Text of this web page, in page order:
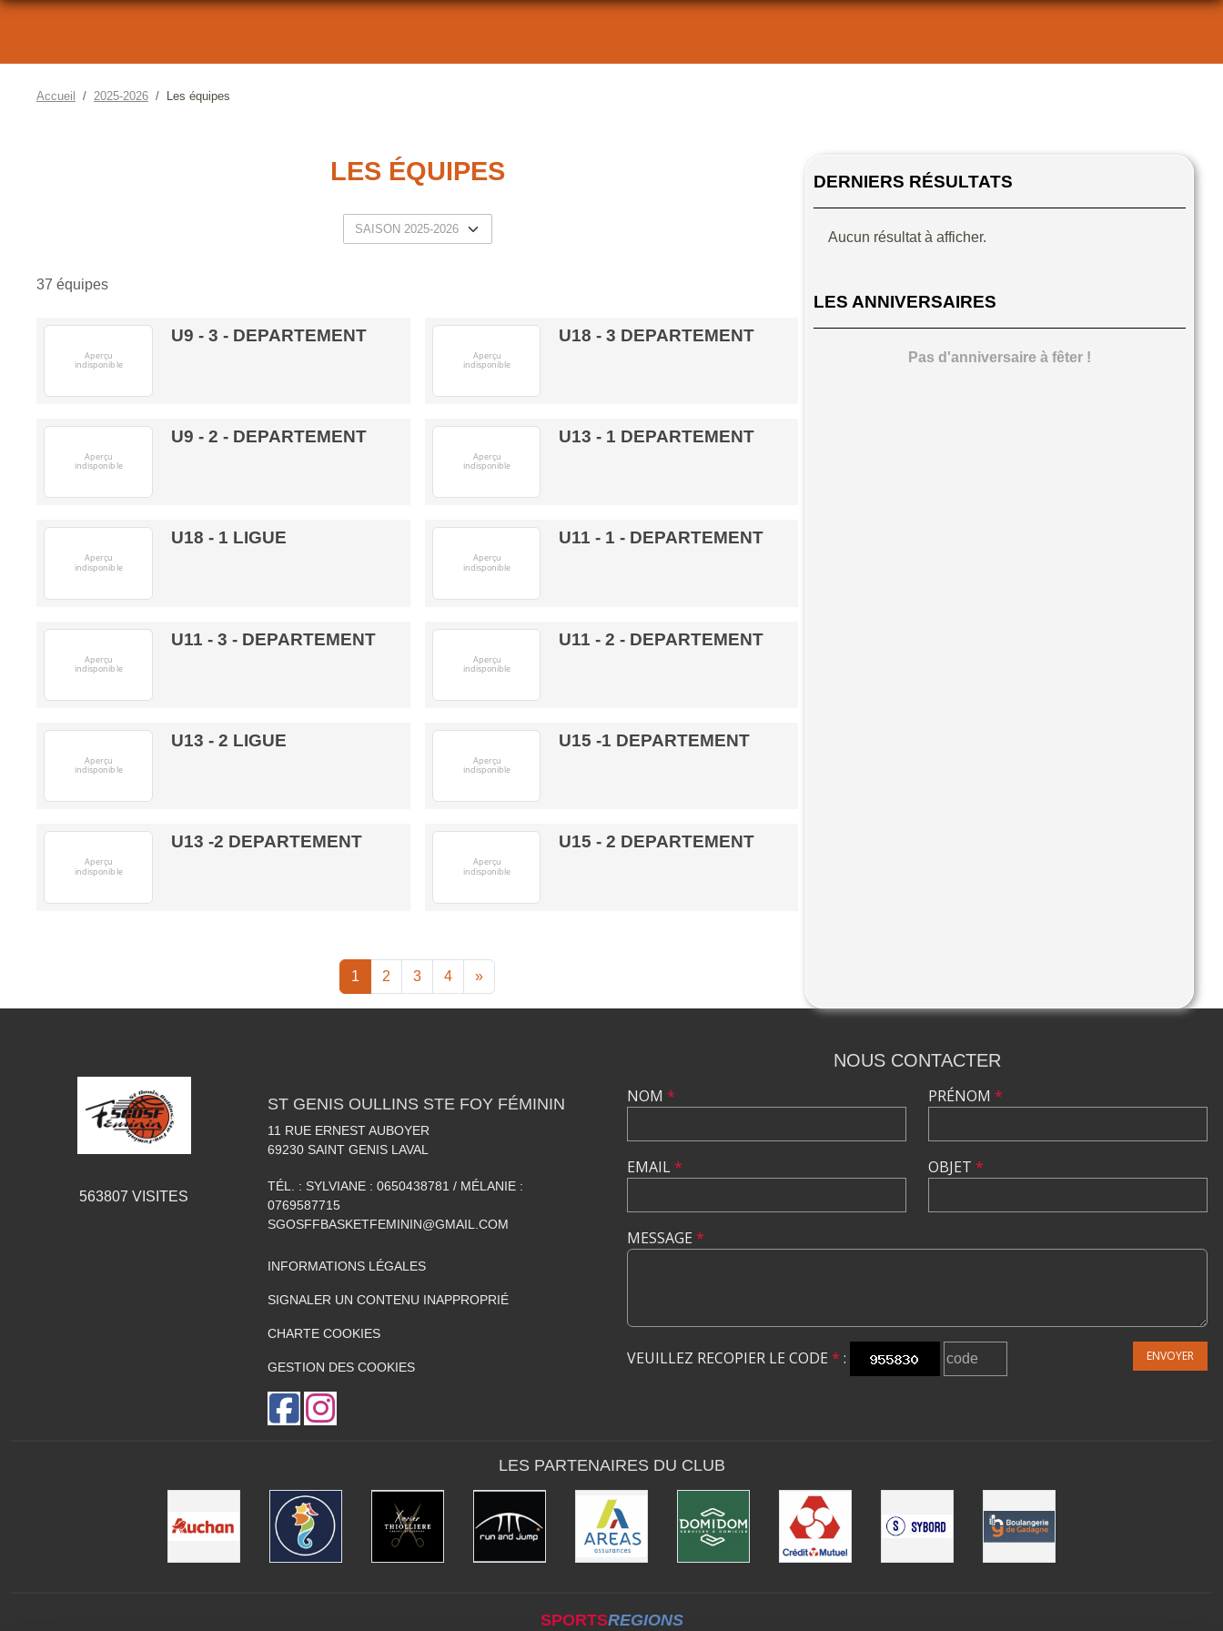
Accueil 2025-2026 Les équipes
LES ÉQUIPES
37 équipes
U9 - 3 - DEPARTEMENT U18 - 3 DEPARTEMENT
U9 - 2 - DEPARTEMENT U13 - 1 DEPARTEMENT
U18 - 1 LIGUE U11 - 1 - DEPARTEMENT
U11 - 3 - DEPARTEMENT U11 - 2 - DEPARTEMENT
U13 - 2 LIGUE U15 -1 DEPARTEMENT
U13 -2 DEPARTEMENT U15 - 2 DEPARTEMENT
1 2 3 4 »
DERNIERS RÉSULTATS
Aucun résultat à afficher.
LES ANNIVERSAIRES
Pas d'anniversaire à fêter !
563807 VISITES
ST GENIS OULLINS STE FOY FÉMININ
11 RUE ERNEST AUBOYER
69230 SAINT GENIS LAVAL
TÉL. : SYLVIANE : 0650438781 / MÉLANIE :
0769587715
SGOSFFBASKETFEMININ@GMAIL.COM
INFORMATIONS LÉGALES
SIGNALER UN CONTENU INAPPROPRIÉ
CHARTE COOKIES
GESTION DES COOKIES
NOUS CONTACTER
NOM *
EMAIL*
PRÉNOM *
OBJET *
MESSAGE *
VEUILLEZ RECOPIER LE CODE * : ENVOYER
LES PARTENAIRES DU CLUB
SPORTSREGIONS